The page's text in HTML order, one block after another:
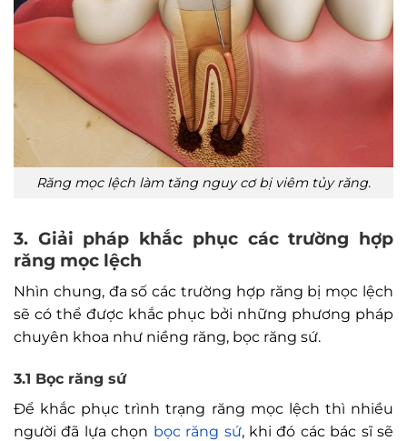
Răng mọc lệch làm tăng nguy cơ bị viêm tủy răng.
3. Giải pháp khắc phục các trường hợp
răng mọc lệch
Nhìn chung, đa số các trường hợp răng bị mọc lệch
sẽ có thể được khắc phục bởi những phương pháp
chuyên khoa như niềng răng, bọc răng sứ.
3.1 Bọc răng sứ
Để khắc phục trình trạng răng mọc lệch thì nhiều
người đã lựa chọn bọc răng sứ, khi đó các bác sĩ sẽ